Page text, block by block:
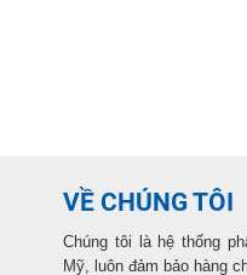
VỀ CHÚNG TÔI
Chúng tôi là hệ thống
Mỹ, luôn đảm bảo hàng